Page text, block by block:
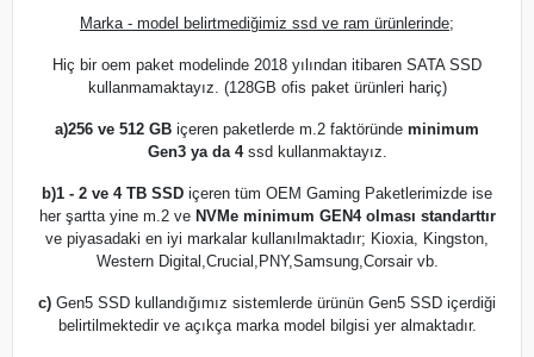
Marka - model belirtmediğimiz ssd ve ram ürünlerinde;
Hiç bir oem paket modelinde 2018 yılından itibaren SATA SSD
kullanmamaktayız. (128GB ofis paket ürünleri hariç)
a)256 ve 512 GB içeren paketlerde m.2 faktöründe minimum
Gen3 ya da 4ssd kullanmaktayız.
b)1 - 2 ve 4 TB SSD içeren tüm OEM Gaming Paketlerimizde ise
her şartta yine m.2 ve NVMe minimum GEN4 olması standarttır
ve piyasadaki en iyi markalar kullanılmaktadır; Kioxia, Kingston,
Western Digital,Crucial,PNY,Samsung,Corsair vb.
c) Gen5 SSD kullandığımız sistemlerde ürünün Gen5 SSD içerdiği
belirtilmektedir ve açıkça marka model bilgisi yer almaktadır.